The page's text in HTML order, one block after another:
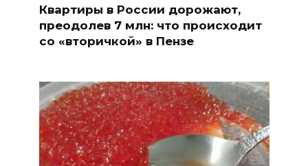
Квартиры в России дорожают,
преодолев 7 млн: что происходит
со «вторичкой» в Пензе